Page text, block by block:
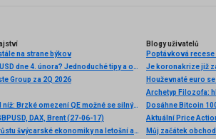
na strane býkov
Jak obchodovat pár EUR/USD dne 4. února? Jednoduché tipy a obchodní analýza pro začátečníky
Group za 2Q 2026
Fed překvapil a trhy poslal níž: Brzké omezení QE možné se silnými daty
DAX, Brent (27-06-17)
Makro: KOF zvýšil odhad růstu švýcarské ekonomiky na letošní a příští rok
Blogy uživatelů
Poptávková
Je koronakrize již
Houževnaté euro
Archetyp Filozofa:
Dosáhne Bitcoin
Můj začátek